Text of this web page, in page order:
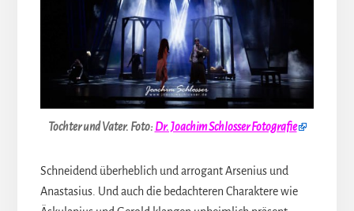
Tochter und Vater. Foto:Dr. Joachim Schlosser Fotografie
Schneidend überheblich und arrogant Arsenius und
Anastasius. Und auch die bedachteren Charaktere wie